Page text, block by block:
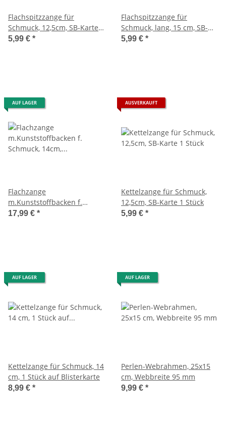
Flachspitzzange für
Schmuck, 12,5cm, SB-Karte 1
Stück
5,99 € *
Flachspitzzange für
Schmuck, lang, 15 cm, SB-
Karte 1 Stück
5,99 € *
AUF LAGER
Flachzange
m.Kunststoffbacken f.
Schmuck, 14cm, SB-Blister 1
17,99 € *
AUSVERKAUFT
Kettelzange für Schmuck,
12,5cm, SB-Karte 1 Stück
5,99 € *
AUF LAGER
Kettelzange für Schmuck, 14
cm, 1 Stück auf Blisterkarte
8,99 € *
AUF LAGER
Perlen-Webrahmen, 25x15
cm, Webbreite 95 mm
9,99 € *